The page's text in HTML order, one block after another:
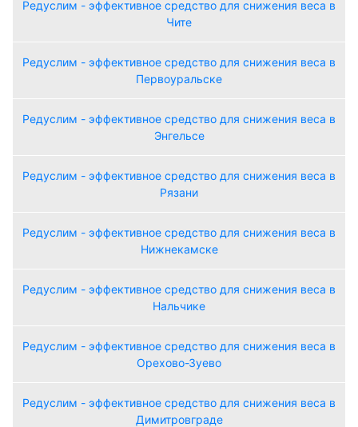
Редуслим - эффективное средство для снижения веса в
Чите
Редуслим - эффективное средство для снижения веса в
Первоуральске
Редуслим - эффективное средство для снижения веса в
Энгельсе
Редуслим - эффективное средство для снижения веса в
Рязани
Редуслим - эффективное средство для снижения веса в
Нижнекамске
Редуслим - эффективное средство для снижения веса в
Нальчике
Редуслим - эффективное средство для снижения веса в
Орехово-Зуево
Редуслим - эффективное средство для снижения веса в
Димитровграде